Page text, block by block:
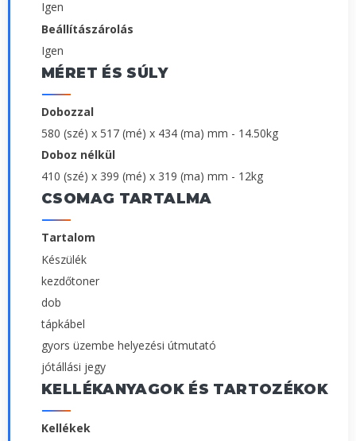
Igen
Beállítászárolás
Igen
MÉRET ÉS SÚLY
Dobozzal
580 (szé) x 517 (mé) x 434 (ma) mm - 14.50kg
Doboz nélkül
410 (szé) x 399 (mé) x 319 (ma) mm - 12kg
CSOMAG TARTALMA
Tartalom
Készülék
kezdőtoner
dob
tápkábel
gyors üzembe helyezési útmutató
jótállási jegy
KELLÉKANYAGOK ÉS TARTOZÉKOK
Kellékek